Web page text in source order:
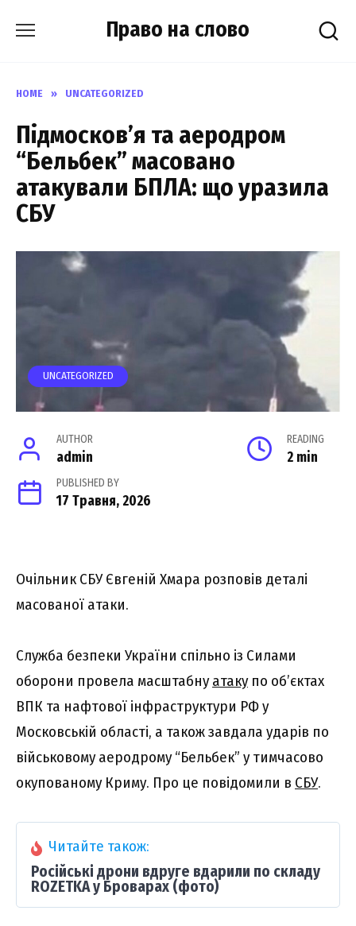
Право на слово
HOME » UNCATEGORIZED
Підмосков’я та аеродром
“Бельбек” масовано
атакували БПЛА: що уразила
СБУ
UNCATEGORIZED
AUTHOR
admin
READING
2 min
PUBLISHED BY
17 Травня, 2026
Очільник СБУ Євгеній Хмара розповів деталі
масованої атаки.
Служба безпеки України спільно із Силами
оборони провела масштабнуатакупо об’єктах
ВПК та нафтової інфраструктури РФ у
Московській області, а також завдала ударів по
військовому аеродрому “Бельбек” у тимчасово
окупованому Криму. Про це повідомили в СБУ.
Читайте також:
Російські дрони вдруге вдарили по складу
ROZETKA у Броварах (фото)